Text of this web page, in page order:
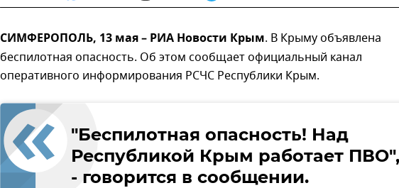
СИМФЕРОПОЛЬ, 13 мая – РИА Новости Крым. В Крыму объявлена
беспилотная опасность. Об этом сообщает официальный канал
оперативного информирования РСЧС Республики Крым.
"Беспилотная опасность! Над
Республикой Крым работает ПВО",
- говорится в сообщении.